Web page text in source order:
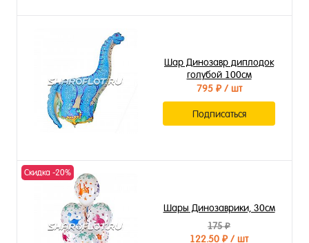
Шар Динозавр диплодок
голубой 100см
795 ₽/ шт
Подписаться
Скидка -20%
Шары Динозаврики, 30см
175 ₽
122.50 ₽/ шт